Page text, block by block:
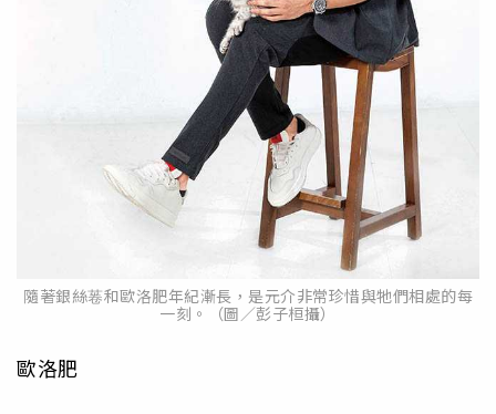
隨著銀絲菤和歐洛肥年紀漸長，是元介非常珍惜與牠們相處的每
一刻。（圖／彭子桓攝）
歐洛肥